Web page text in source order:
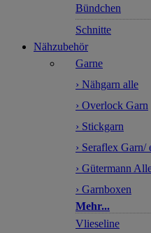
Bündchen
Schnitte
Nähzubehör
Garne
› Nähgarn alle
› Overlock Garn
› Stickgarn
› Seraflex Garn/
› Gütermann
› Garnboxen
Mehr...
Vlieseline